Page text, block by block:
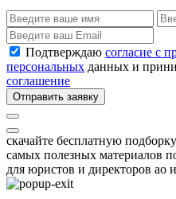
Подтверждаю согласие с
персональных данных и
соглашение
Отправить заявку
скачайте бесплатную подборку
самых полезных материалов
для юристов и директоров ао